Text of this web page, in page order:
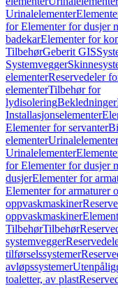
Urinalelementer
for Elementer for dusjer
badekarElementer for
TilbehørGeberit GIS
Systemvegger
elementerReservedeler
elementerTilbehør for
lydisoleringBekledninger
Installasjonselementer
Elementer for servanter
elementerUrinalelementer
Urinalelementer
for Elementer for dusjer
dusjerElementer for
Elementer for armaturer
oppvaskmaskiner
oppvaskmaskiner
TilbehørTilbehør
systemvegger
tilførselssystemer
avløpssystemer
toaletter, av plast